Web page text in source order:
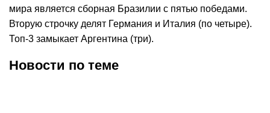
мира является сборная Бразилии с пятью победами.
Вторую строчку делят Германия и Италия (по четыре).
Топ-3 замыкает Аргентина (три).
Новости по теме